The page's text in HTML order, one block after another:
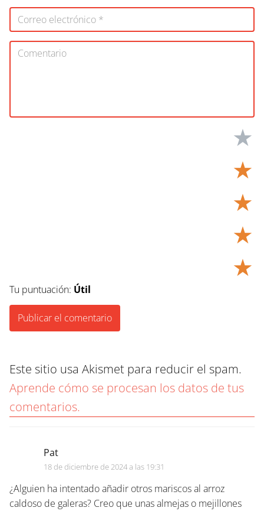
Pat
18 de diciembre de 2024 a las 19:31
¿Alguien ha intentado añadir otros mariscos al arroz
caldoso de galeras? Creo que unas almejas o mejillones
★
★
★
★
★
Tu puntuación: Útil
Este sitio usa Akismet para reducir el spam.
Aprende cómo se procesan los datos de tus
comentarios.